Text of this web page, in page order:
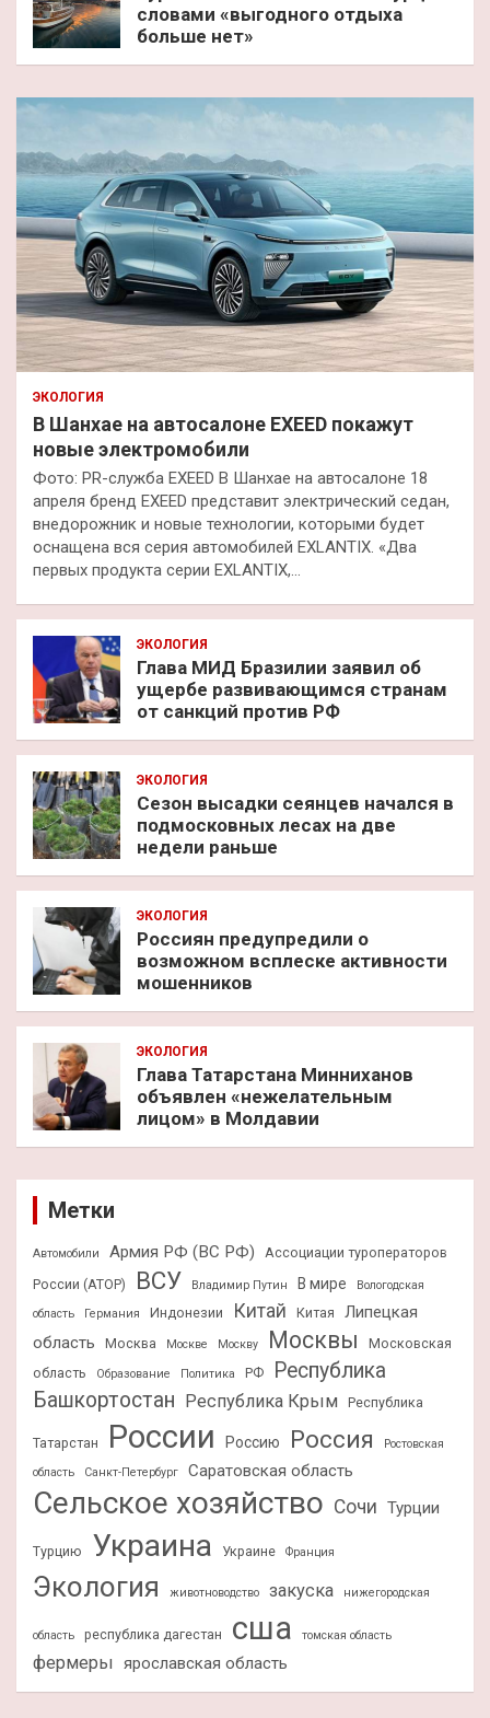
словами «выгодного отдыха
больше нет»
ЭКОЛОГИЯ
В Шанхае на автосалоне EXEED покажут
новые электромобили
Фото: PR-служба EXEED В Шанхае на автосалоне 18
апреля бренд EXEED представит электрический седан,
внедорожник и новые технологии, которыми будет
оснащена вся серия автомобилей EXLANTIX. «Два
первых продукта серии EXLANTIX,…
ЭКОЛОГИЯ
Глава МИД Бразилии заявил об
ущербе развивающимся странам
от санкций против РФ
ЭКОЛОГИЯ
Сезон высадки сеянцев начался в
подмосковных лесах на две
недели раньше
ЭКОЛОГИЯ
Россиян предупредили о
возможном всплеске активности
мошенников
ЭКОЛОГИЯ
Глава Татарстана Минниханов
объявлен «нежелательным
лицом» в Молдавии
Метки
Автомобили Армия РФ (ВС РФ)
Ассоциации туроператоров
России (АТОР)
ВСУ Владимир Путин В мире
Вологодская
область
Германия Индонезии Китай Китая
Липецкая
область
Москва Москве Москву Москвы
Московская
область
Образование Политика РФ
Республика
Башкортостан Республика Крым Республика
Татарстан России Россию Россия
Ростовская
область
Санкт-Петербург Саратовская область
Сельское хозяйство Сочи Турции
Турцию Украина Украине Франция
Экология животноводство закуска нижегородская
область республика дагестан сша томская область
фермеры ярославская область